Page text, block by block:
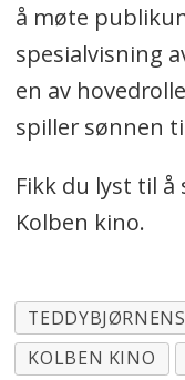
å møte
spesialvisning
en av
spiller sønnen
Fikk du lyst til å
Kolben kino.
KOLBEN KINO